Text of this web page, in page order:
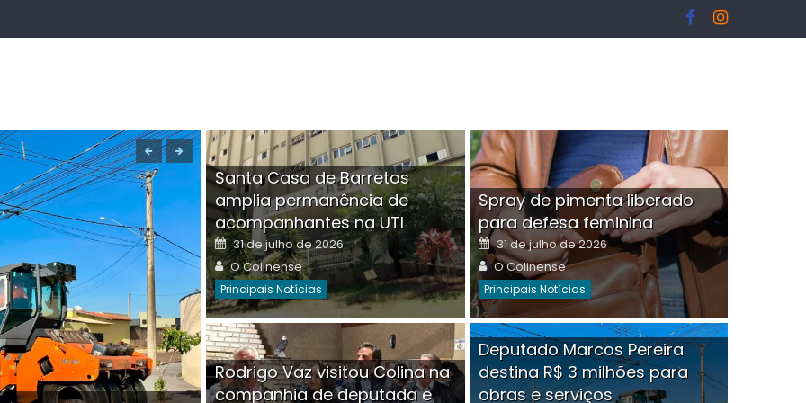
Boutique na Av. Ângelo Martins Tristão é
invadida por criminoso mascarado
Posted
30 de julho de 2026 Author
O Colinense Comment(0)
Santa Casa de Barretos
amplia permanência de
acompanhantes na UTI
Posted
on
31 de julho de 2026
Author
O Colinense
Principais Notícias
Spray de pimenta liberado
para defesa feminina
Posted
on
31 de julho de 2026
Author
O Colinense
Principais Notícias
Rodrigo Vaz visitou Colina na
companhia de deputada e
Deputado Marcos Pereira
destina R$ 3 milhões para
obras e serviços